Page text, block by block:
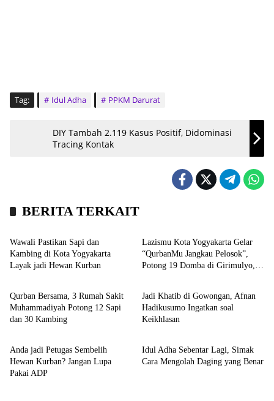
Tag: Idul Adha PPKM Darurat
DIY Tambah 2.119 Kasus Positif, Didominasi
Tracing Kontak
BERITA TERKAIT
Headline
Wawali Pastikan Sapi dan
Kambing di Kota Yogyakarta
Layak jadi Hewan Kurban
Lazismu Kota Yogyakarta Gelar
“QurbanMu Jangkau Pelosok”,
Potong 19 Domba di Girimulyo,
Kronika
Qurban Bersama, 3 Rumah Sakit
Muhammadiyah Potong 12 Sapi
dan 30 Kambing
Kronika
Jadi Khatib di Gowongan, Afnan
Hadikusumo Ingatkan soal
Keikhlasan
Kronika
Anda jadi Petugas Sembelih
Hewan Kurban? Jangan Lupa
Pakai ADP
Kesehatan
Idul Adha Sebentar Lagi, Simak
Cara Mengolah Daging yang Benar